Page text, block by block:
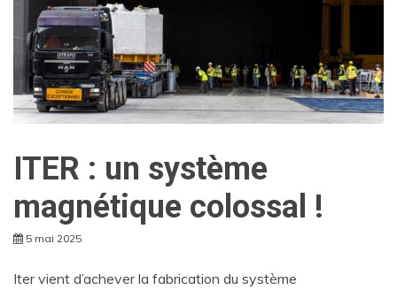
ITER : un système
magnétique colossal !
5 mai 2025
Iter vient d’achever la fabrication du système